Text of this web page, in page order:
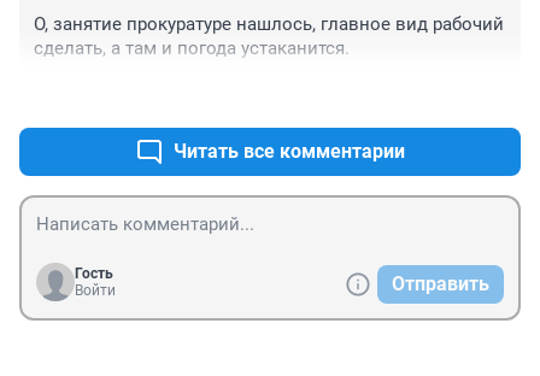
О, занятие прокуратуре нашлось, главное вид рабочий
сделать, а там и погода устаканится.
Читать все комментарии
Гость
Войти
Отправить